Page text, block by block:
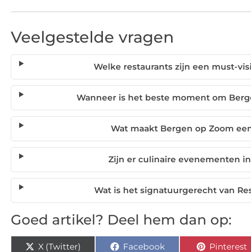
Veelgestelde vragen
Welke restaurants zijn een must-
Wanneer is het beste moment om
Wat maakt Bergen op Zoom
Zijn er culinaire evenementen
Wat is het signatuurgerecht van
Goed artikel? Deel hem dan op:
X (Twitter) Facebook Pinterest